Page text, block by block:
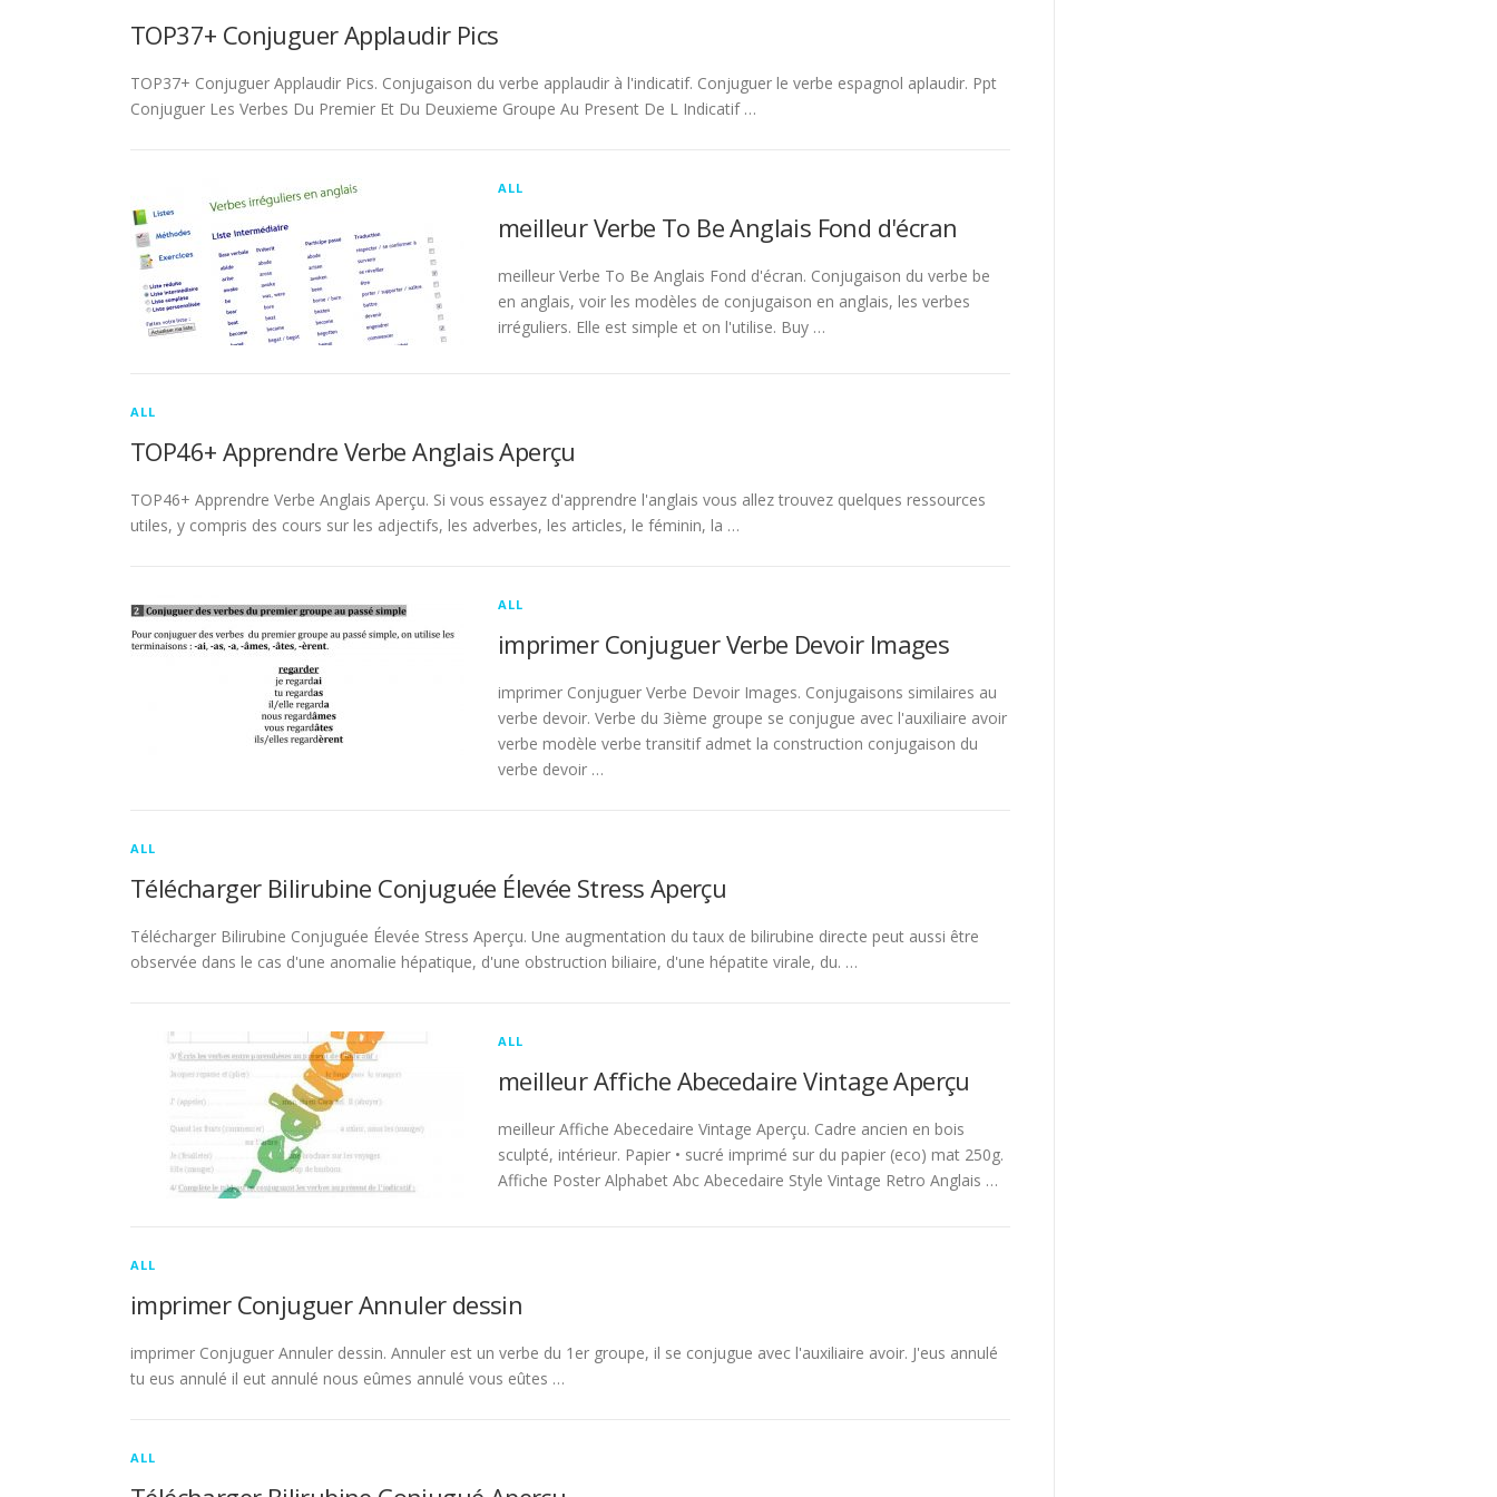
TOP37+ Conjuguer Applaudir Pics
TOP37+ Conjuguer Applaudir Pics. Conjugaison du verbe applaudir à l'indicatif. Conjuguer le verbe espagnol aplaudir. Ppt
Conjuguer Les Verbes Du Premier Et Du Deuxieme Groupe Au Present De L Indicatif …
ALL
meilleur Verbe To Be Anglais Fond d'écran
meilleur Verbe To Be Anglais Fond d'écran. Conjugaison du verbe be
en anglais, voir les modèles de conjugaison en anglais, les verbes
irréguliers. Elle est simple et on l'utilise. Buy …
ALL
TOP46+ Apprendre Verbe Anglais Aperçu
TOP46+ Apprendre Verbe Anglais Aperçu. Si vous essayez d'apprendre l'anglais vous allez trouvez quelques ressources
utiles, y compris des cours sur les adjectifs, les adverbes, les articles, le féminin, la …
ALL
imprimer Conjuguer Verbe Devoir Images
imprimer Conjuguer Verbe Devoir Images. Conjugaisons similaires au
verbe devoir. Verbe du 3ième groupe se conjugue avec l'auxiliaire avoir
verbe modèle verbe transitif admet la construction conjugaison du
verbe devoir …
ALL
Télécharger Bilirubine Conjuguée Élevée Stress Aperçu
Télécharger Bilirubine Conjuguée Élevée Stress Aperçu. Une augmentation du taux de bilirubine directe peut aussi être
observée dans le cas d'une anomalie hépatique, d'une obstruction biliaire, d'une hépatite virale, du. …
ALL
meilleur Affiche Abecedaire Vintage Aperçu
meilleur Affiche Abecedaire Vintage Aperçu. Cadre ancien en bois
sculpté, intérieur. Papier • sucré imprimé sur du papier (eco) mat 250g.
Affiche Poster Alphabet Abc Abecedaire Style Vintage Retro Anglais …
ALL
imprimer Conjuguer Annuler dessin
imprimer Conjuguer Annuler dessin. Annuler est un verbe du 1er groupe, il se conjugue avec l'auxiliaire avoir. J'eus annulé
tu eus annulé il eut annulé nous eûmes annulé vous eûtes …
ALL